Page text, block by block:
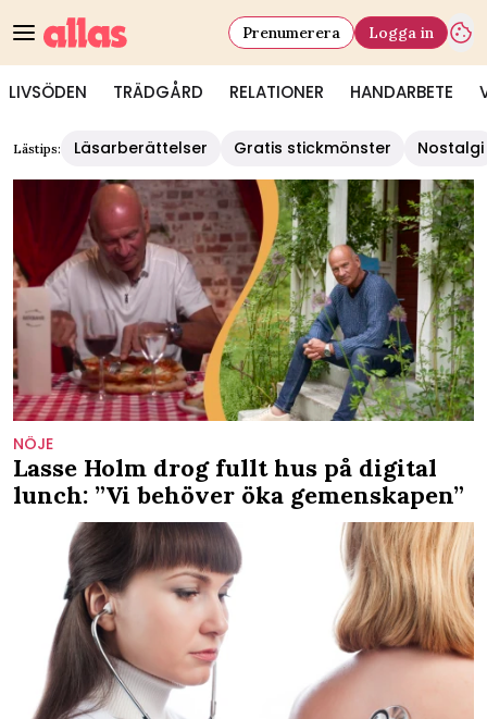
LIVSÖDEN TRÄDGÅRD RELATIONER HANDARBETE
Prenumerera Logga in
Lästips: Läsarberättelser Gratis stickmönster Nostalgi
NÖJE
Lasse Holm drog fullt hus på digital
lunch: ”Vi behöver öka gemenskapen”